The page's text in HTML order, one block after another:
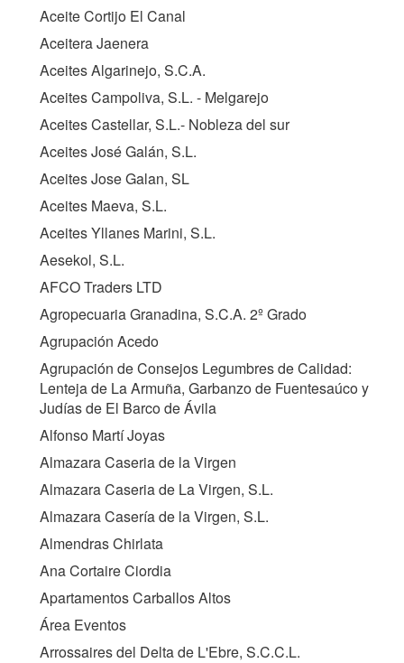
Aceite Cortijo El Canal
Aceitera Jaenera
Aceites Algarinejo, S.C.A.
Aceites Campoliva, S.L. - Melgarejo
Aceites Castellar, S.L.- Nobleza del sur
Aceites José Galán, S.L.
Aceites Jose Galan, SL
Aceites Maeva, S.L.
Aceites Yllanes Marini, S.L.
Aesekol, S.L.
AFCO Traders LTD
Agropecuaria Granadina, S.C.A. 2º Grado
Agrupación Acedo
Agrupación de Consejos Legumbres de Calidad:
Lenteja de La Armuña, Garbanzo de Fuentesaúco y
Judías de El Barco de Ávila
Alfonso Martí Joyas
Almazara Caseria de la Virgen
Almazara Caseria de La Virgen, S.L.
Almazara Casería de la Virgen, S.L.
Almendras Chirlata
Ana Cortaire Ciordia
Apartamentos Carballos Altos
Área Eventos
Arrossaires del Delta de L'Ebre, S.C.C.L.